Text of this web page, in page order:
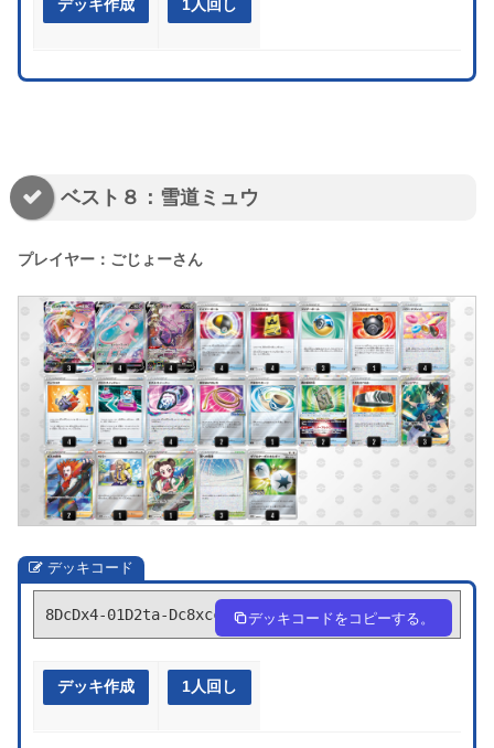
デッキ作成 1人回し
ベスト８：雪道ミュウ
プレイヤー：ごじょーさん
デッキコード
8DcDx4-01D2ta-Dc8xcc デッキコードをコピーする。
デッキ作成 1人回し